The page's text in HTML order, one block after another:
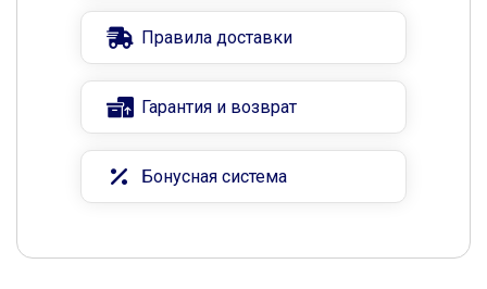
Правила доставки
Гарантия и возврат
Бонусная система